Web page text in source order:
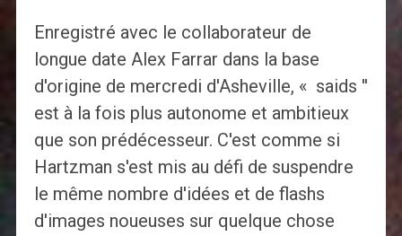
Enregistré avec le collaborateur de
longue date Alex Farrar dans la base
d'origine de mercredi d'Asheville, « saids ''
est à la fois plus autonome et ambitieux
que son prédécesseur. C'est comme si
Hartzman s'est mis au défi de suspendre
le même nombre d'idées et de flashs
d'images noueuses sur quelque chose